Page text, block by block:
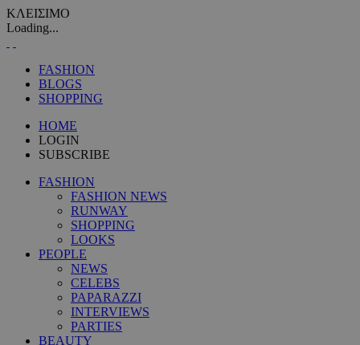
ΚΛΕΙΣΙΜΟ
Loading...
FASHION
BLOGS
SHOPPING
HOME
LOGIN
SUBSCRIBE
FASHION
FASHION NEWS
RUNWAY
SHOPPING
LOOKS
PEOPLE
NEWS
CELEBS
PAPARAZZI
INTERVIEWS
PARTIES
BEAUTY